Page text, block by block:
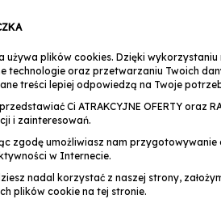
na scenach teatralnych, w
pokazów mody czy wystaw
wybór dla
używa plików cookies. Dzięki
technologie oraz przetwarzaniu Twoich
treści lepiej odpowiedzą na Twoje
Ci ATRAKCYJNE OFERTY oraz
i zainteresowań.
zgodę umożliwiasz nam
w Internecie.
nadal korzystać z naszej strony,
plików cookie na tej stronie.